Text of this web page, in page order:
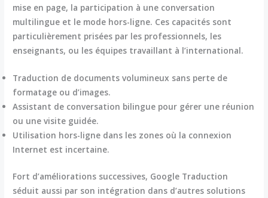
mise en page, la participation à une conversation
multilingue et le mode hors-ligne. Ces capacités sont
particulièrement prisées par les professionnels, les
enseignants, ou les équipes travaillant à l’international.
Traduction de documents volumineux sans perte de
formatage ou d’images.
Assistant de conversation bilingue pour gérer une réunion
ou une visite guidée.
Utilisation hors-ligne dans les zones où la connexion
Internet est incertaine.
Fort d’améliorations successives, Google Traduction
séduit aussi par son intégration dans d’autres solutions